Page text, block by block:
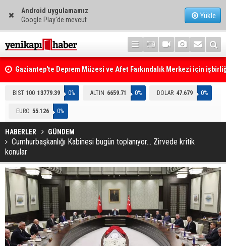
Android uygulamamız
Google Play'de mevcut
Yükle
Gaziantep'te Deprem Müzesi ve Afet Farkındalık Merkezi için
protokolü imzalandı
Resmi Gazete'de Bugün
BIST 100 13779.39 0% ALTIN 6659.71 0% DOLAR 47.679 0%
EURO 55.126 0%
HABERLER GÜNDEM
Cumhurbaşkanlığı Kabinesi bugün toplanıyor... Zirvede kritik
konular